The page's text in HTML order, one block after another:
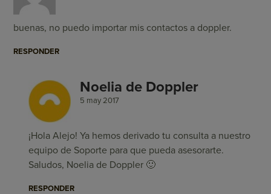
buenas, no puedo importar mis contactos a doppler.
RESPONDER
Noelia de Doppler
5 may 2017
¡Hola Alejo! Ya hemos derivado tu consulta a nuestro
equipo de Soporte para que pueda asesorarte.
Saludos, Noelia de Doppler 🙂
RESPONDER